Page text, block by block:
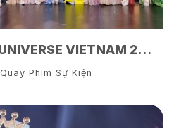
QUAY EVENT MISS UNIVERSE VIETNAM 2022
Quay Phim Sự Kiện